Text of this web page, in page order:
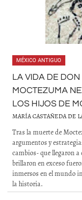
MÉXICO ANTIGUO
LA VIDA DE
MOCTEZUMA
LOS HIJOS DE
MARÍA CASTAÑEDA DE
Tras la muerte de
argumentos y
cambios- que llegaron
brillaron en exceso
inmersos en el mundo
la historia.